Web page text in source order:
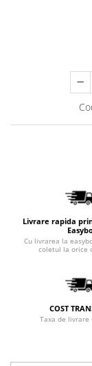
Livrare rapida
Cu livrarea la
coletul la orice
COST
Taxa de livrare